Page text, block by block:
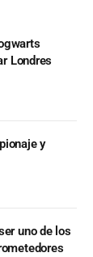
Londres
y
uno de los